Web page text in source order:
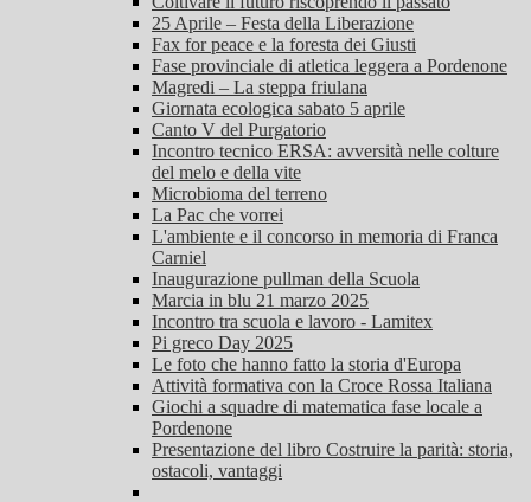
25 Aprile – Festa della Liberazione
Fax for peace e la foresta dei Giusti
Fase provinciale di atletica leggera a Pordenone
Magredi – La steppa friulana
Giornata ecologica sabato 5 aprile
Canto V del Purgatorio
Incontro tecnico ERSA: avversità nelle colture
del melo e della vite
Microbioma del terreno
La Pac che vorrei
L'ambiente e il concorso in memoria di Franca
Carniel
Inaugurazione pullman della Scuola
Marcia in blu 21 marzo 2025
Incontro tra scuola e lavoro - Lamitex
Pi greco Day 2025
Le foto che hanno fatto la storia d'Europa
Attività formativa con la Croce Rossa Italiana
Giochi a squadre di matematica fase locale a
Pordenone
Presentazione del libro Costruire la parità: storia,
ostacoli, vantaggi